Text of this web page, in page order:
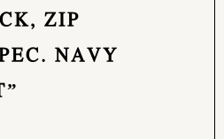
ZIP
NAVY